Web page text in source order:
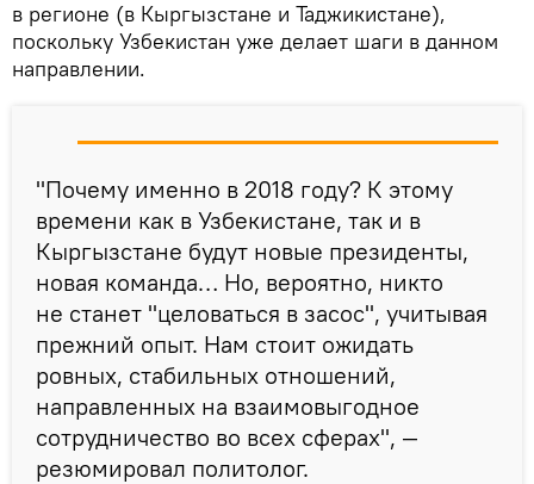
в регионе (в Кыргызстане и Таджикистане),
поскольку Узбекистан уже делает шаги в данном
направлении.
"Почему именно в 2018 году? К этому
времени как в Узбекистане, так и в
Кыргызстане будут новые президенты,
новая команда… Но, вероятно, никто
не станет "целоваться в засос", учитывая
прежний опыт. Нам стоит ожидать
ровных, стабильных отношений,
направленных на взаимовыгодное
сотрудничество во всех сферах", —
резюмировал политолог.